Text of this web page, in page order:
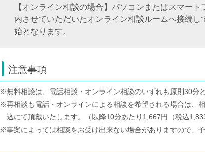
【オンライン相談の場合】パソコンまたはスマー
内させていただいたオンライン相談ルームへ接続し
始となります。
注意事項
※無料相談は、電話相談・オンライン相談のいずれも原則30分
※再相談も電話・オンラインによる相談を希望される場合は、
込にて頂戴いたします。（以降10分あたり1,667円（税込
※事案によっては相談をお受け出来ない場合がありますので、